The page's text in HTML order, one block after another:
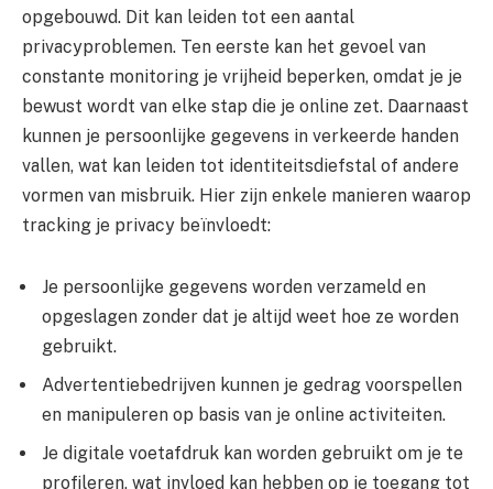
opgebouwd. Dit kan leiden tot een aantal
privacyproblemen. Ten eerste kan het gevoel van
constante monitoring je vrijheid beperken, omdat je je
bewust wordt van elke stap die je online zet. Daarnaast
kunnen je persoonlijke gegevens in verkeerde handen
vallen, wat kan leiden tot identiteitsdiefstal of andere
vormen van misbruik. Hier zijn enkele manieren waarop
tracking je privacy beïnvloedt:
Je persoonlijke gegevens worden verzameld en
opgeslagen zonder dat je altijd weet hoe ze worden
gebruikt.
Advertentiebedrijven kunnen je gedrag voorspellen
en manipuleren op basis van je online activiteiten.
Je digitale voetafdruk kan worden gebruikt om je te
profileren, wat invloed kan hebben op je toegang tot